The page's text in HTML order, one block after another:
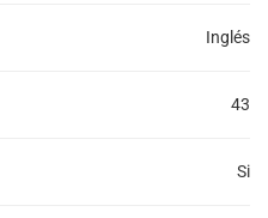
Inglés
43
Si